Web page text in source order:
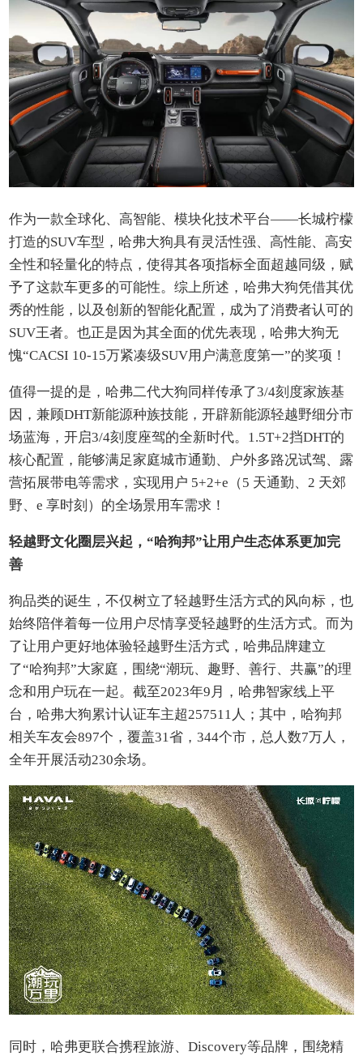
作为一款全球化、高智能、模块化技术平台——长城柠檬
打造的SUV车型，哈弗大狗具有灵活性强、高性能、高安
全性和轻量化的特点，使得其各项指标全面超越同级，赋
予了这款车更多的可能性。综上所述，哈弗大狗凭借其优
秀的性能，以及创新的智能化配置，成为了消费者认可的
SUV王者。也正是因为其全面的优先表现，哈弗大狗无
愧“CACSI 10-15万紧凑级SUV用户满意度第一”的奖项！
值得一提的是，哈弗二代大狗同样传承了3/4刻度家族基
因，兼顾DHT新能源种族技能，开辟新能源轻越野细分市
场蓝海，开启3/4刻度座驾的全新时代。1.5T+2挡DHT的
核心配置，能够满足家庭城市通勤、户外多路况试驾、露
营拓展带电等需求，实现用户 5+2+e（5 天通勤、2 天郊
野、e 享时刻）的全场景用车需求！
轻越野文化圈层兴起，“哈狗邦”让用户生态体系更加完
善
狗品类的诞生，不仅树立了轻越野生活方式的风向标，也
始终陪伴着每一位用户尽情享受轻越野的生活方式。而为
了让用户更好地体验轻越野生活方式，哈弗品牌建立
了“哈狗邦”大家庭，围绕“潮玩、趣野、善行、共赢”的理
念和用户玩在一起。截至2023年9月，哈弗智家线上平
台，哈弗大狗累计认证车主超257511人；其中，哈狗邦
相关车友会897个，覆盖31省，344个市，总人数7万人，
全年开展活动230余场。
同时，哈弗更联合携程旅游、Discovery等品牌，围绕精